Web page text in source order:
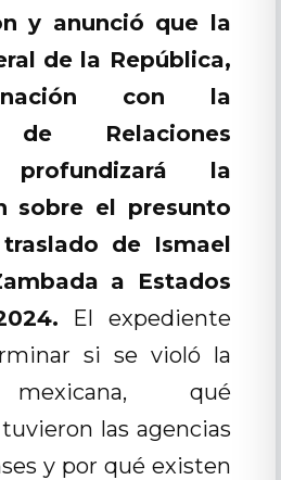
y anunció que la
de la República,
con la
de Relaciones
profundizará la
sobre el presunto
de Ismael
a Estados
El expediente
si se violó la
mexicana, qué
las agencias
y por qué existen